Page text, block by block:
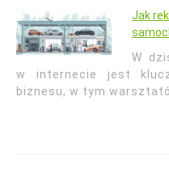
Jak
W
w internecie jest
biznesu, w tym